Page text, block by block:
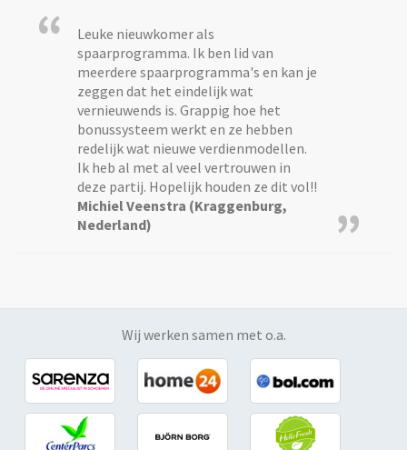
“
Leuke nieuwkomer als
spaarprogramma. Ik ben lid van
meerdere spaarprogramma's en kan je
zeggen dat het eindelijk wat
vernieuwends is. Grappig hoe het
bonussysteem werkt en ze hebben
redelijk wat nieuwe verdienmodellen.
Ik heb al met al veel vertrouwen in
deze partij. Hopelijk houden ze dit vol!!
Michiel Veenstra (Kraggenburg,
Nederland)
”
Wij werken samen met o.a.